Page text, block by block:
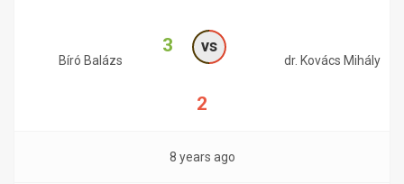
Bíró Balázs
3 vs
2
dr. Kovács Mihály
8 years ago